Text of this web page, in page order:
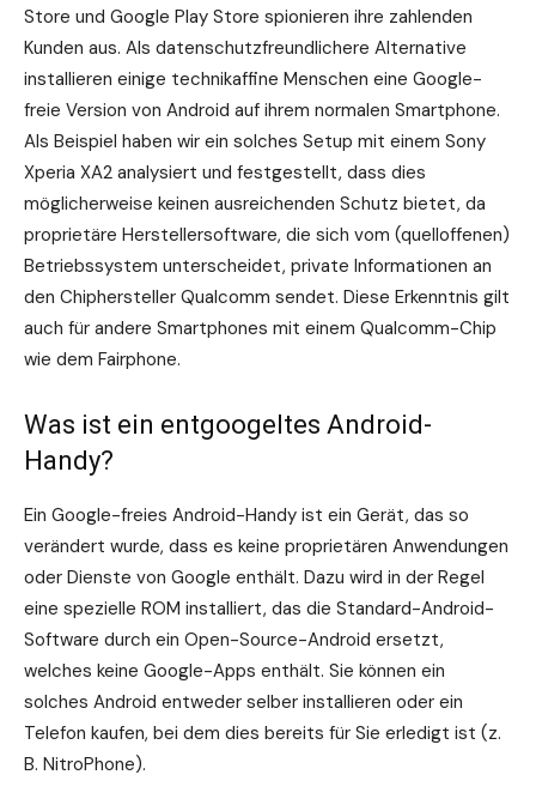
Store und Google Play Store spionieren ihre zahlenden
Kunden aus. Als datenschutzfreundlichere Alternative
installieren einige technikaffine Menschen eine Google-
freie Version von Android auf ihrem normalen Smartphone.
Als Beispiel haben wir ein solches Setup mit einem Sony
Xperia XA2 analysiert und festgestellt, dass dies
möglicherweise keinen ausreichenden Schutz bietet, da
proprietäre Herstellersoftware, die sich vom (quelloffenen)
Betriebssystem unterscheidet, private Informationen an
den Chiphersteller Qualcomm sendet. Diese Erkenntnis gilt
auch für andere Smartphones mit einem Qualcomm-Chip
wie dem Fairphone.
Was ist ein entgoogeltes Android-
Handy?
Ein Google-freies Android-Handy ist ein Gerät, das so
verändert wurde, dass es keine proprietären Anwendungen
oder Dienste von Google enthält. Dazu wird in der Regel
eine spezielle ROM installiert, das die Standard-Android-
Software durch ein Open-Source-Android ersetzt,
welches keine Google-Apps enthält. Sie können ein
solches Android entweder selber installieren oder ein
Telefon kaufen, bei dem dies bereits für Sie erledigt ist (z.
B. NitroPhone).